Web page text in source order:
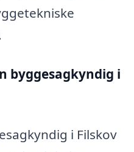
byggesagkyndig i
i Filskov